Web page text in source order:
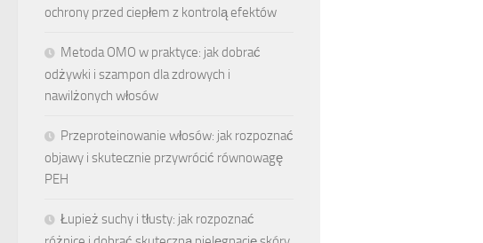
ochrony przed ciepłem z kontrolą efektów
Metoda OMO w praktyce: jak dobrać
odżywki i szampon dla zdrowych i
nawilżonych włosów
Przeproteinowanie włosów: jak rozpoznać
objawy i skutecznie przywrócić równowagę
PEH
Łupież suchy i tłusty: jak rozpoznać